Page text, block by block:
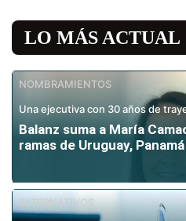
LO MÁS ACTUAL
NOMBRAMIENTOS
Una ejecutiva con 30 años de
Balanz suma a María
ramas de Uruguay,
ALTERNATIVOS